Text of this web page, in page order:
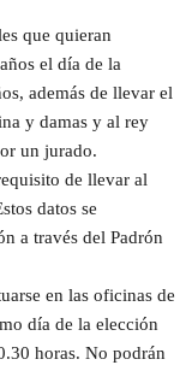
que quieran
el día de la
además de llevar el
y damas y al rey
un jurado.
de llevar al
datos se
a través del Padrón
en las oficinas de
día de la elección
horas. No podrán